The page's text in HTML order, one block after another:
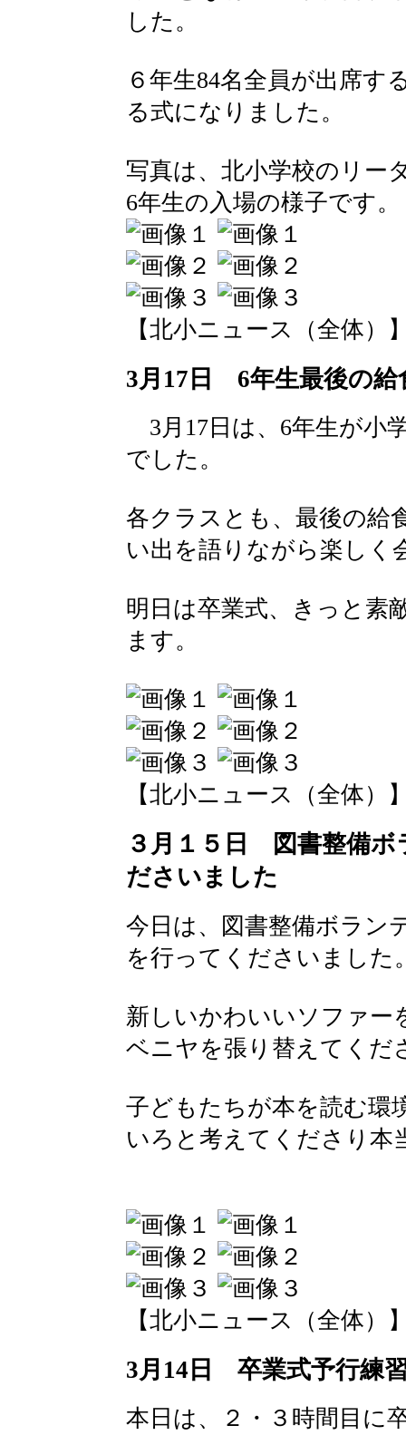
した。
６年生84名全員が出席す
る式になりました。
写真は、北小学校のリー
6年生の入場の様子です。
【北小ニュース（全体）
3月17日 6年生最後の給
3月17日は、6年生が小
でした。
各クラスとも、最後の給
い出を語りながら楽しく
明日は卒業式、きっと素
ます。
【北小ニュース（全体）
３月１５日 図書整備ボ
ださいました
今日は、図書整備ボラン
を行ってくださいました
新しいかわいいソファー
ベニヤを張り替えてくだ
子どもたちが本を読む環
いろと考えてくださり本
【北小ニュース（全体）
3月14日 卒業式予行練
本日は、２・３時間目に